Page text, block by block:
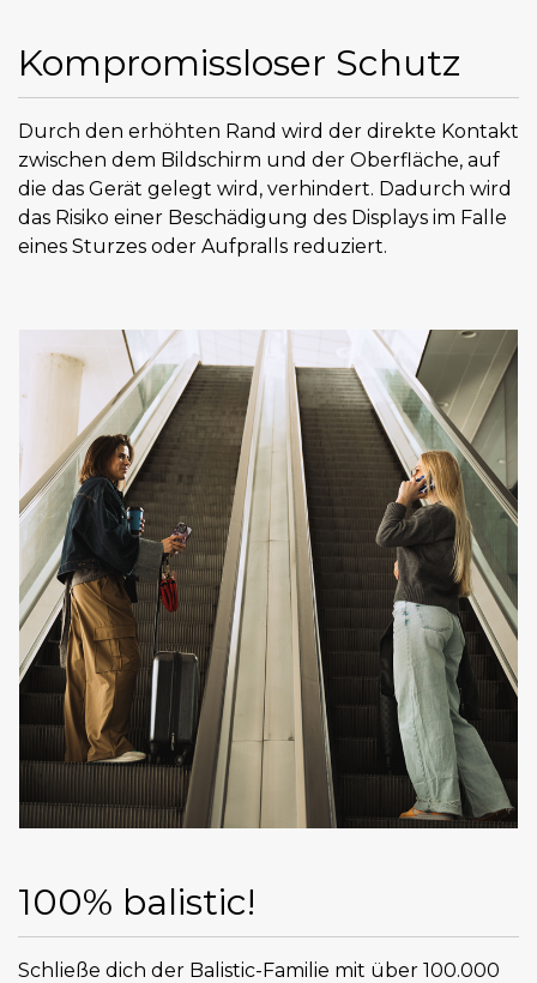
Kompromissloser Schutz
Durch den erhöhten Rand wird der direkte Kontakt
zwischen dem Bildschirm und der Oberfläche, auf
die das Gerät gelegt wird, verhindert. Dadurch wird
das Risiko einer Beschädigung des Displays im Falle
eines Sturzes oder Aufpralls reduziert.
100% balistic!
Schließe dich der Balistic-Familie mit über 100.000